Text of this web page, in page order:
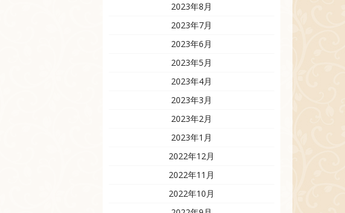
2023年8月
2023年7月
2023年6月
2023年5月
2023年4月
2023年3月
2023年2月
2023年1月
2022年12月
2022年11月
2022年10月